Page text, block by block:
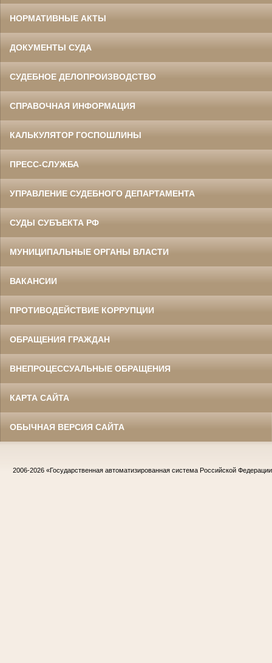
НОРМАТИВНЫЕ АКТЫ
ДОКУМЕНТЫ СУДА
СУДЕБНОЕ ДЕЛОПРОИЗВОДСТВО
СПРАВОЧНАЯ ИНФОРМАЦИЯ
КАЛЬКУЛЯТОР ГОСПОШЛИНЫ
ПРЕСС-СЛУЖБА
УПРАВЛЕНИЕ СУДЕБНОГО ДЕПАРТАМЕНТА
СУДЫ СУБЪЕКТА РФ
МУНИЦИПАЛЬНЫЕ ОРГАНЫ ВЛАСТИ
ВАКАНСИИ
ПРОТИВОДЕЙСТВИЕ КОРРУПЦИИ
ОБРАЩЕНИЯ ГРАЖДАН
ВНЕПРОЦЕССУАЛЬНЫЕ ОБРАЩЕНИЯ
КАРТА САЙТА
ОБЫЧНАЯ ВЕРСИЯ САЙТА
2006-2026 «Государственная автоматизированная система Российской